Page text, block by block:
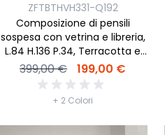
ZFTBTHVH331-Q192
Composizione di pensili
sospesa con vetrina e libreria,
L.84 H.136 P.34, Terracotta e
Rovere mauvella
399,00 € 199,00 €
+ 2 Colori